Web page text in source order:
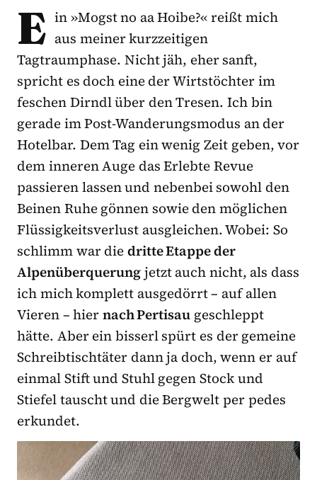
E in »Mogst no aa Hoibe?« reißt mich
aus meiner kurzzeitigen
Tagtraumphase. Nicht jäh, eher sanft,
spricht es doch eine der Wirtstöchter im
feschen Dirndl über den Tresen. Ich bin
gerade im Post-Wanderungsmodus an der
Hotelbar. Dem Tag ein wenig Zeit geben, vor
dem inneren Auge das Erlebte Revue
passieren lassen und nebenbei sowohl den
Beinen Ruhe gönnen sowie den möglichen
Flüssigkeitsverlust ausgleichen. Wobei: So
schlimm war diedritte Etappe der
Alpenüberquerungjetzt auch nicht, als dass
ich mich komplett ausgedörrt – auf allen
Vieren – hiernach Pertisau geschleppt
hätte. Aber ein bisserl spürt es der gemeine
Schreibtischtäter dann ja doch, wenn er auf
einmal Stift und Stuhl gegen Stock und
Stiefel tauscht und die Bergwelt per pedes
erkundet.